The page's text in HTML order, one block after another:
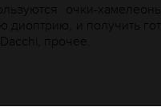
очки-
и получить
Dacchi , прочее.